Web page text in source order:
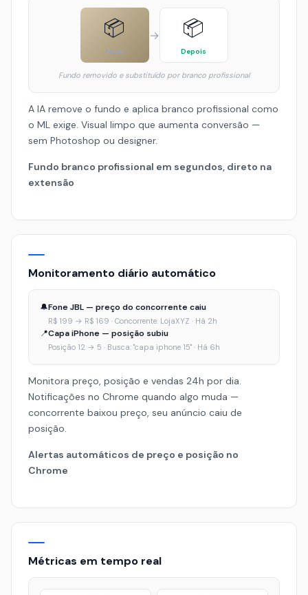
📦
Antes
→ 📦
Depois
Fundo removido e substituído por branco profissional
A IA remove o fundo e aplica branco profissional como
o ML exige. Visual limpo que aumenta conversão —
sem Photoshop ou designer.
Fundo branco profissional em segundos, direto na
extensão
Monitoramento diário automático
🔔Fone JBL — preço do concorrente caiu
R$ 199 → R$ 169 · Concorrente: LojaXYZ · Há 2h
📍Capa iPhone — posição subiu
Posição 12 → 5 · Busca: "capa iphone 15" · Há 6h
Monitora preço, posição e vendas 24h por dia.
Notificações no Chrome quando algo muda —
concorrente baixou preço, seu anúncio caiu de
posição.
Alertas automáticos de preço e posição no
Chrome
Métricas em tempo real